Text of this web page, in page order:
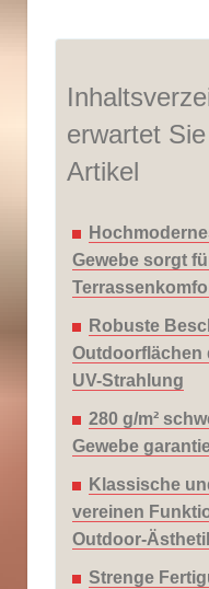
erwartet
Artikel
Gewebe sorgt
Robuste
Outdoorflächen
UV-Strahlung
280 g/m²
Gewebe
Klassische
vereinen
Outdoor-
Strenge